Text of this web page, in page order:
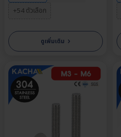
+54 ตัวเลือก
ดูเพิ่มเติม ›